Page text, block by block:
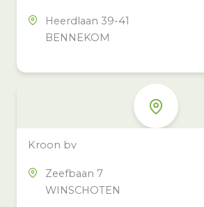
Heerdlaan 39-41
BENNEKOM
Kroon bv
Zeefbaan 7
WINSCHOTEN